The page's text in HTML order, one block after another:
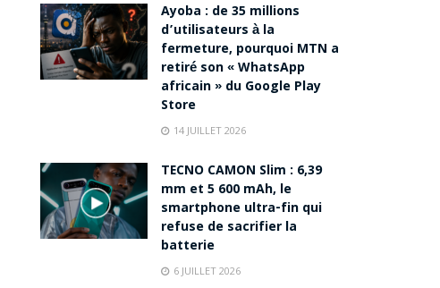
Ayoba : de 35 millions
d’utilisateurs à la
fermeture, pourquoi MTN a
retiré son « WhatsApp
africain » du Google Play
Store
14 JUILLET 2026
TECNO CAMON Slim : 6,39
mm et 5 600 mAh, le
smartphone ultra-fin qui
refuse de sacrifier la
batterie
6 JUILLET 2026